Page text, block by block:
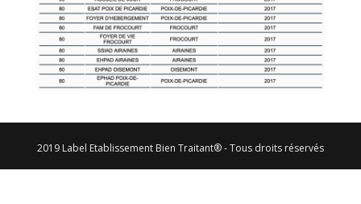
2019 Label Etablissement Bien Traitant® - Tous droits réservés